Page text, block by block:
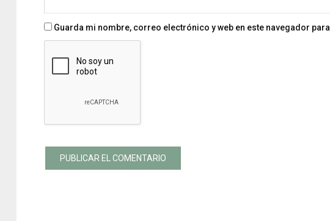
Guarda mi nombre, correo electrónico y web en este navegador